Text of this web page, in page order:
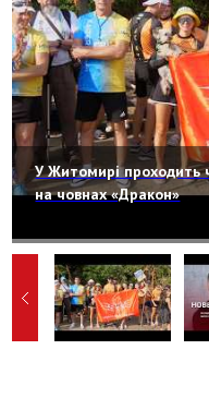
У Житомирі проходить
на човнах «Дракон»